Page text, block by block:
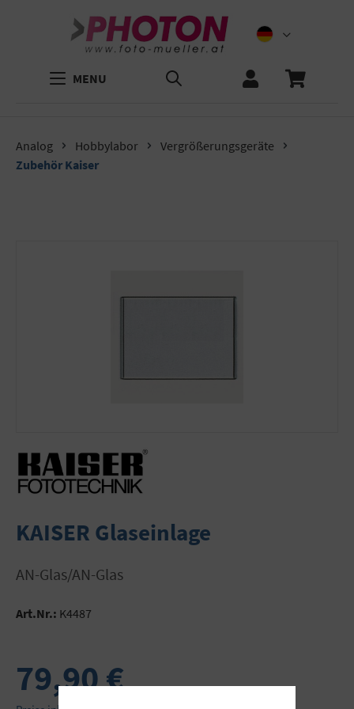
MENU
Analog Hobbylabor
Vergrößerungsgeräte
Zubehör Kaiser
KAISER Glaseinlage
AN-Glas/AN-Glas
Art.Nr.: K4487
79,90 €